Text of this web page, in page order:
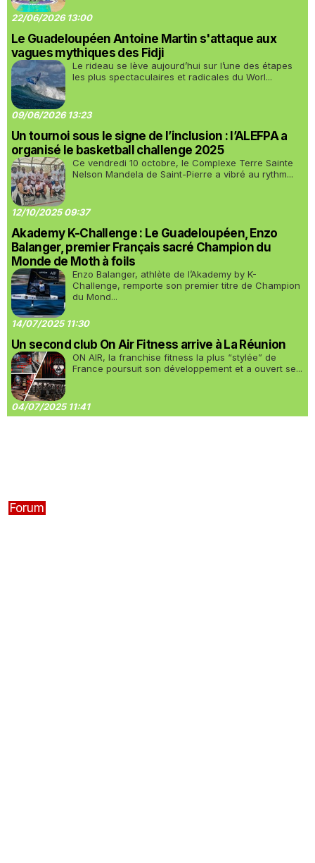
22/06/2026 13:00
Le Guadeloupéen Antoine Martin s'attaque aux
vagues mythiques des Fidji
Le rideau se lève aujourd’hui sur l’une des étapes
les plus spectaculaires et radicales du Worl...
09/06/2026 13:23
Un tournoi sous le signe de l’inclusion : l’ALEFPA a
organisé le basketball challenge 2025
Ce vendredi 10 octobre, le Complexe Terre Sainte
Nelson Mandela de Saint-Pierre a vibré au rythm...
12/10/2025 09:37
Akademy K-Challenge : Le Guadeloupéen, Enzo
Balanger, premier Français sacré Champion du
Monde de Moth à foils
Enzo Balanger, athlète de l’Akademy by K-
Challenge, remporte son premier titre de Champion
du Mond...
14/07/2025 11:30
Un second club On Air Fitness arrive à La Réunion
ON AIR, la franchise fitness la plus “stylée” de
France poursuit son développement et a ouvert se...
04/07/2025 11:41
Forum